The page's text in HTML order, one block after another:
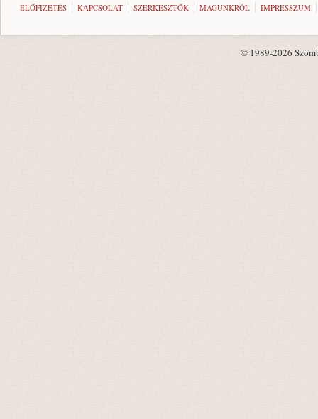
ELŐFIZETÉS KAPCSOLAT SZERKESZTŐK MAGUNKRÓL IMPRESSZUM
© 1989-2026